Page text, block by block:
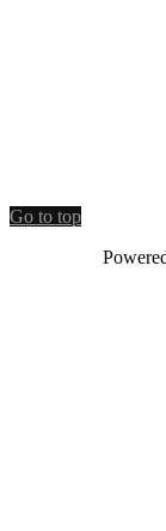
Go to top